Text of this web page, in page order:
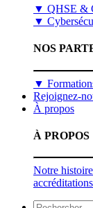
▼ QHSE &
▼
NOS
▼
Rejoignez-
À propos
À PROPOS
Notre histoire
accréditations